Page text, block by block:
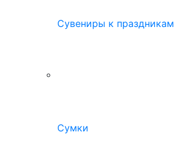
Сувениры к праздникам
Сумки